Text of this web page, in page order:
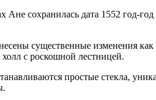
сохранилась дата 1552 год-
существенные изменения
с роскошной лестницей.
простые стекла,